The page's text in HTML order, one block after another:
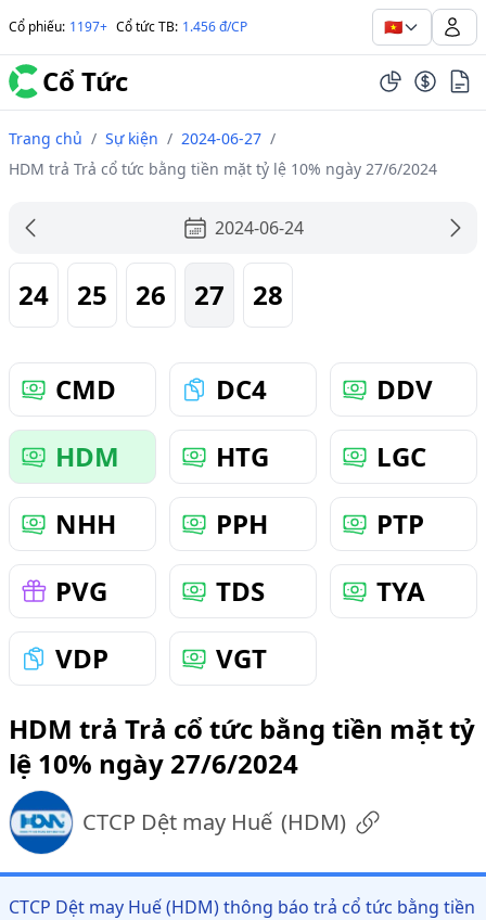
Cổ phiếu: 1197+ Cổ tức TB: 1.456 đ/CP 🇻🇳
Cổ Tức
Trang chủ / Sự kiện / 2024-06-27 /
HDM trả Trả cổ tức bằng tiền mặt tỷ lệ 10% ngày 27/6/2024
2024-06-24
24 25 26 27 28
CMD DC4
DDV
HDM
HTG
LGC
NHH
PPH
PTP
PVG
TDS
TYA
VDP
VGT
HDM trả Trả cổ tức bằng tiền mặt tỷ
lệ 10% ngày 27/6/2024
CTCP Dệt may Huế (HDM)
CTCP Dệt may Huế (HDM) thông báo trả cổ tức bằng tiền